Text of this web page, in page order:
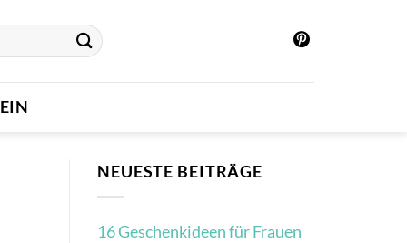
NEUESTE BEITRÄGE
16 Geschenkideen für Frauen